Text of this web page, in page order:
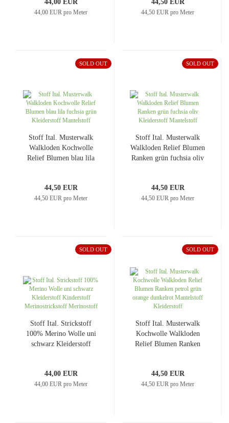
44,00 EUR
44,00 EUR pro Meter
44,50 EUR
44,50 EUR pro Meter
SOLD OUT
Stoff Ital. Musterwalk
Walkloden Kochwolle
Relief Blumen blau lila
44,50 EUR
44,50 EUR pro Meter
SOLD OUT
Stoff Ital. Musterwalk
Walkloden Relief Blumen
Ranken grün fuchsia oliv
44,50 EUR
44,50 EUR pro Meter
SOLD OUT
Stoff Ital. Strickstoff
100% Merino Wolle uni
schwarz Kleiderstoff
Merinostoff
44,00 EUR
44,00 EUR pro Meter
SOLD OUT
Stoff Ital. Musterwalk
Kochwolle Walkloden
Relief Blumen Ranken
Kleiderstoff
44,50 EUR
44,50 EUR pro Meter